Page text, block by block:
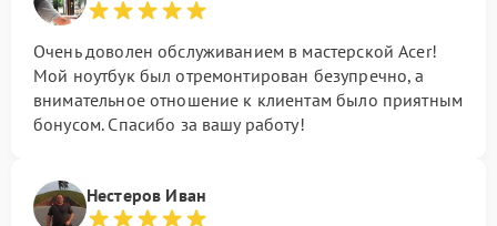
Очень доволен обслуживанием в мастерской Acer!
Мой ноутбук был отремонтирован безупречно, а
внимательное отношение к клиентам было приятным
бонусом. Спасибо за вашу работу!
Нестеров Иван